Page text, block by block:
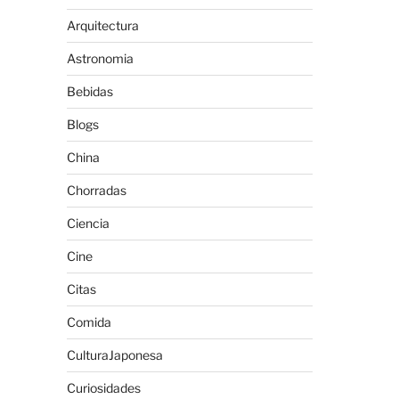
Arquitectura
Astronomia
Bebidas
Blogs
China
Chorradas
Ciencia
Cine
Citas
Comida
CulturaJaponesa
Curiosidades